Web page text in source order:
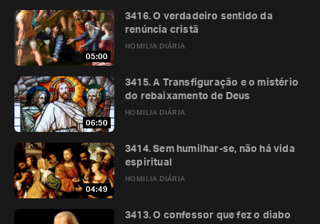
05:00
HOMILIA DIÁRIA
3416. O verdadeiro sentido da
renúncia cristã
06:50
HOMILIA DIÁRIA
3415. A Transfiguração e o mistério
do rebaixamento de Deus
04:49
HOMILIA DIÁRIA
3414. Sem humilhar-se, não há vida
espiritual
3413. O confessor que fez o diabo